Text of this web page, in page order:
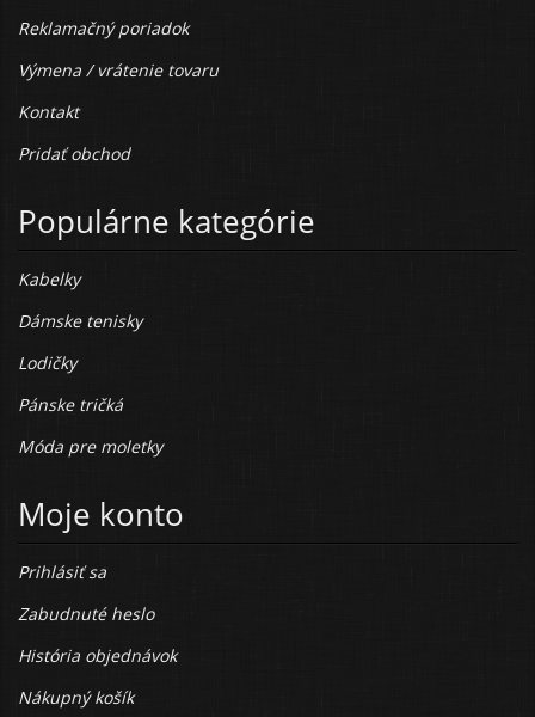
Reklamačný poriadok
Výmena / vrátenie tovaru
Kontakt
Pridať obchod
Populárne kategórie
Kabelky
Dámske tenisky
Lodičky
Pánske tričká
Móda pre moletky
Moje konto
Prihlásiť sa
Zabudnuté heslo
História objednávok
Nákupný košík